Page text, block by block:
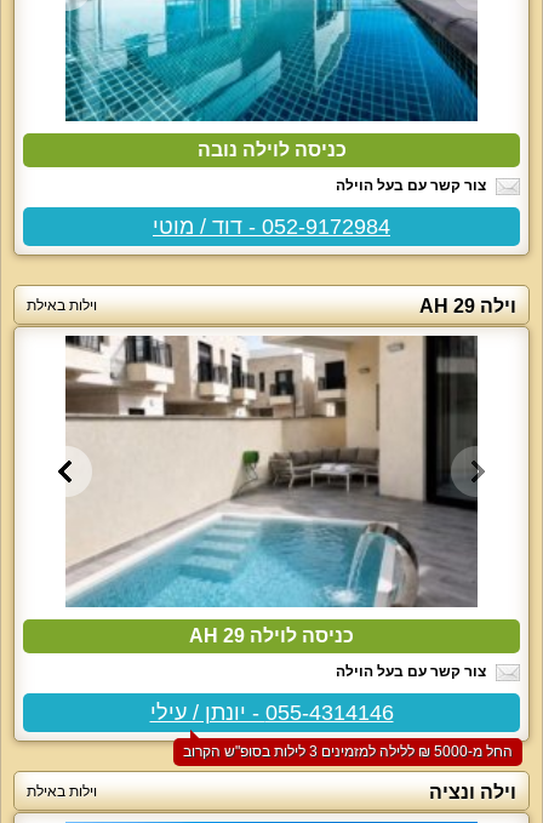
כניסה לוילה נובה
צור קשר עם בעל הוילה
052-9172984 - דוד / מוטי
וילה 29 AH וילות באילת
כניסה לוילה 29 AH
צור קשר עם בעל הוילה
055-4314146 - יונתן / עילי
החל מ-‏5000 ₪ ללילה למזמינים 3 לילות בסופ"ש הקרוב
וילה ונציה וילות באילת